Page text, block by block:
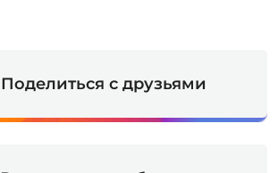
Поделиться с друзьями